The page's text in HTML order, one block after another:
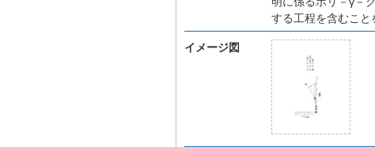
する工程を含むこと
イメージ図